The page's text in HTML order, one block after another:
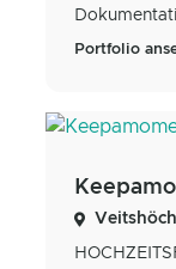
Portfolio